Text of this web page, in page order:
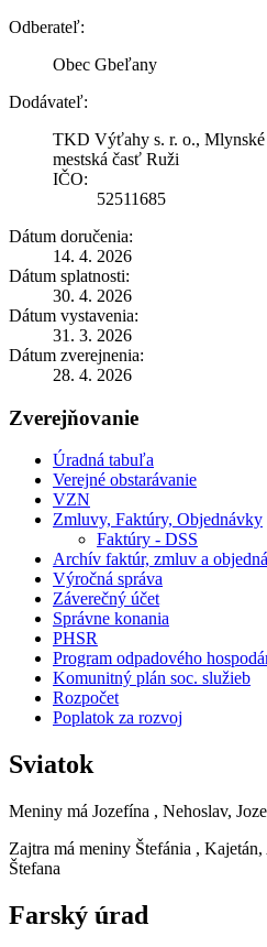
Odberateľ:
Obec Gbeľany
Dodávateľ:
TKD Výťahy s. r. o.,
mestská časť Ruži
IČO:
52511685
Dátum doručenia:
14. 4. 2026
Dátum splatnosti:
30. 4. 2026
Dátum vystavenia:
31. 3. 2026
Dátum zverejnenia:
28. 4. 2026
Zverejňovanie
Úradná tabuľa
Verejné obstarávanie
VZN
Zmluvy, Faktúry, Objednávky
Faktúry - DSS
Archív faktúr, zmluv a
Výročná správa
Záverečný účet
Správne konania
PHSR
Program odpadového
Komunitný plán soc. služieb
Rozpočet
Poplatok za rozvoj
Sviatok
Meniny má Jozefína , Nehoslav,
Zajtra má meniny Štefánia ,
Štefana
Farský úrad